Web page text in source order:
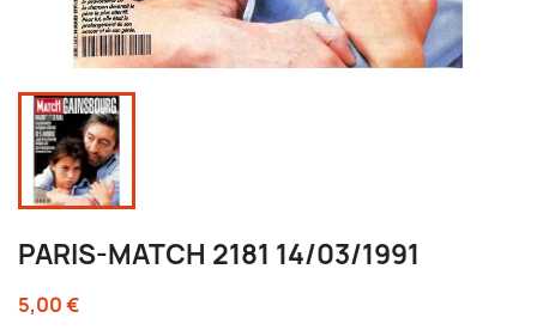
PARIS-MATCH 2181 14/03/1991
5,00 €